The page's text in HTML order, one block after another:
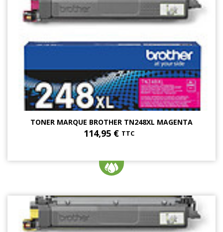
TONER MARQUE BROTHER TN248XL MAGENTA
114,95 € TTC